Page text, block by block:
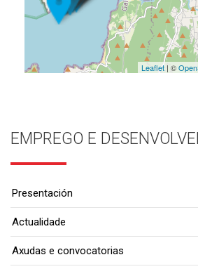
Leaflet| ©
EMPREGO E
Presentación
Actualidade
Axudas e convocatorias